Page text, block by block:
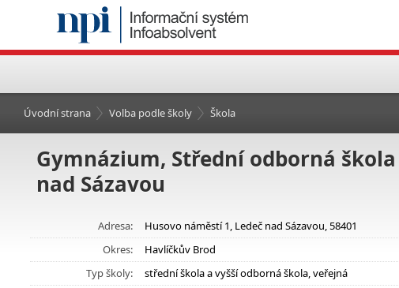
Úvodní strana Volba podle školy Škola
Gymnázium, Střední odborná
nad Sázavou
Adresa:
Husovo náměstí 1, Ledeč nad Sázavou, 58401
Okres:
Havlíčkův Brod
Typ školy:
střední škola a vyšší odborná škola, veřejná